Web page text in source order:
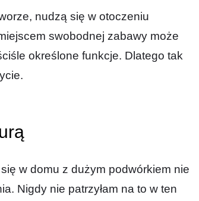
nudzą się w otoczeniu
swobodnej zabawy może
określone funkcje. Dlatego tak
w domu z dużym podwórkiem nie
Nigdy nie patrzyłam na to w ten